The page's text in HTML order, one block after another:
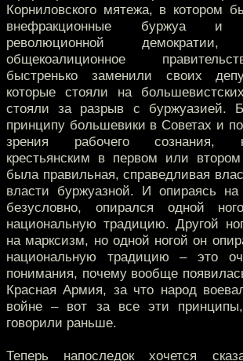
Корниловского мятежа, в котором
внефракционные буржуа и
революционной
общекоалиционное
быстренько заменили своих
которые стояли на
стояли за разрыв с буржуазией.
принципу большевики в Советах и
зрения рабочего сознания,
крестьянским в первом или
была правильная, справедливая
власти буржуазной. И опираясь
безусловно, опирался одной
национальную традицию. Другой
на марксизм, но одной ногой он
национальную традицию – это
понимания, почему вообще
Красная Армия, за что народ
войне – вот за все эти
говорили раньше.
Теперь напоследок хочется